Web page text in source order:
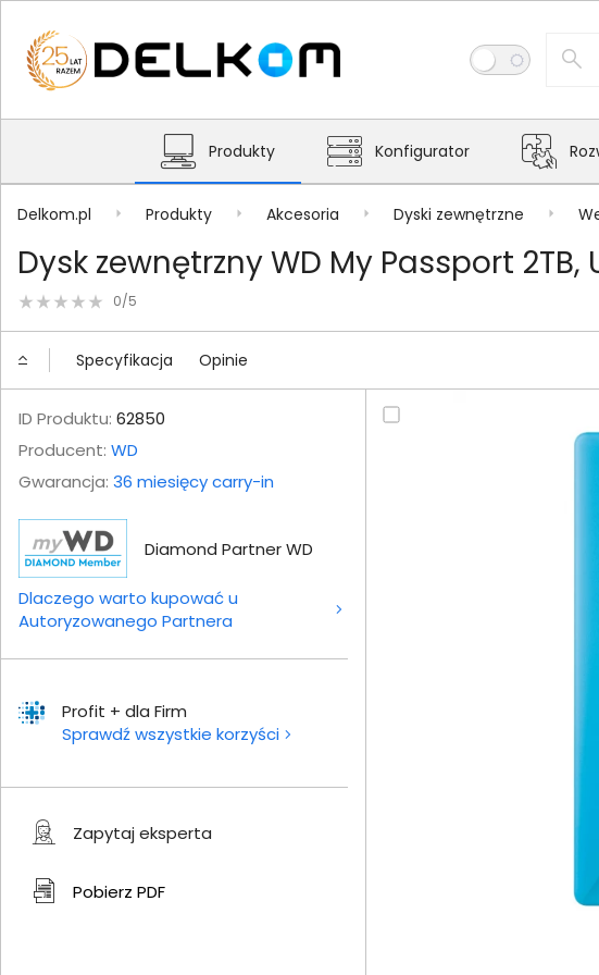
Produkty Konfigurator
Delkom.pl Produkty Akcesoria Dyski zewnętrzne
Dysk zewnętrzny WD My Passport 2TB,
0/5
Specyfikacja Opinie
ID Produktu: 62850
Producent: WD
Gwarancja: 36 miesięcy carry-in
Diamond Partner WD
Dlaczego warto kupować u
Autoryzowanego Partnera
Profit + dla Firm
Sprawdź wszystkie korzyści
Zapytaj eksperta
Pobierz PDF